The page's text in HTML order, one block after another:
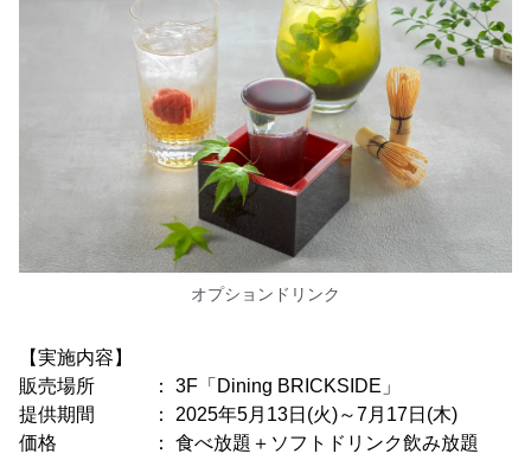
オプションドリンク
【実施内容】
販売場所 ： 3F「Dining BRICKSIDE」
提供期間 ： 2025年5月13日(火)～7月17日(木)
価格 ： 食べ放題＋ソフトドリンク飲み放題